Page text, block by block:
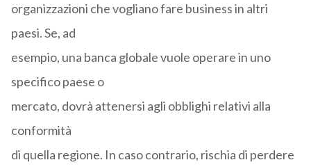
organizzazioni che vogliano fare business in altri
paesi. Se, ad
esempio, una banca globale vuole operare in uno
specifico paese o
mercato, dovrà attenersi agli obblighi relativi alla
conformità
di quella regione. In caso contrario, rischia di perdere